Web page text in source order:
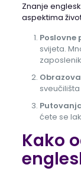
Znanje
aspektima
Poslovne
svijeta.
ćete se
Kako